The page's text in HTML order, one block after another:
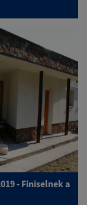
- Finiselnek a